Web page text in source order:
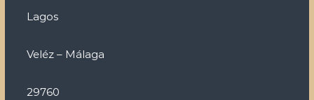
Lagos
Veléz – Málaga
29760